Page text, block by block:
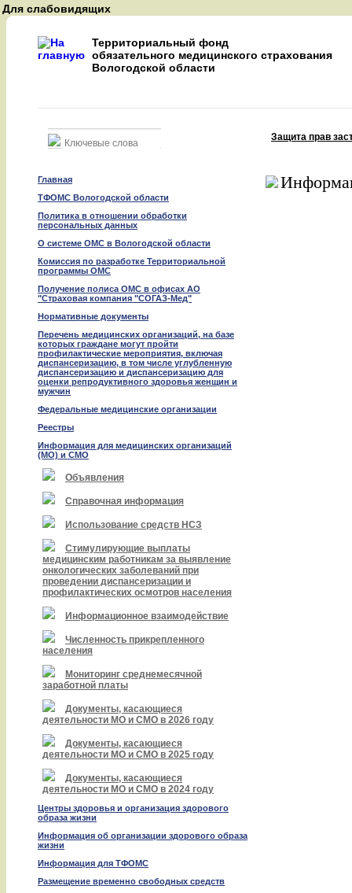
Для слабовидящихA
A
Территориальный фонд
обязательного медицинского страхования
Вологодской области
Защита прав
Главная
ТФОМС Вологодской области
Политика в отношении обработки
персональных данных
О системе ОМС в Вологодской области
Комиссия по разработке Территориальной
программы ОМС
Получение полиса ОМС в офисах АО
"Страховая компания "СОГАЗ-Мед"
Нормативные документы
Перечень медицинских организаций, на базе
которых граждане могут пройти
профилактические мероприятия, включая
диспансеризацию, в том числе углубленную
диспансеризацию и диспансеризацию для
оценки репродуктивного здоровья женщин и
мужчин
Федеральные медицинские организации
Реестры
Информация для медицинских организаций
(МО) и СМО
Объявления
Справочная информация
Использование средств НСЗ
Стимулирующие выплаты
медицинским работникам за выявление
онкологических заболеваний при
проведении диспансеризации и
профилактических осмотров населения
Информационное взаимодействие
Численность прикрепленного
населения
Мониторинг среднемесячной
заработной платы
Документы, касающиеся
деятельности МО и СМО в 2026 году
Документы, касающиеся
деятельности МО и СМО в 2025 году
Документы, касающиеся
деятельности МО и СМО в 2024 году
Центры здоровья и организация здорового
образа жизни
Информация об организации здорового образа
жизни
Информация для ТФОМС
Размещение временно свободных средств